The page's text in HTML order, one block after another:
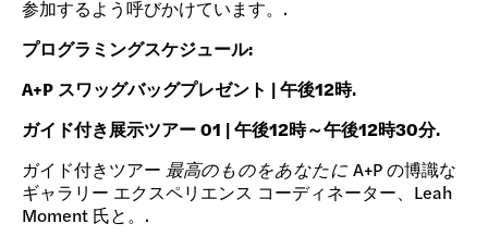
参加するよう呼びかけています。.
プログラミングスケジュール:
A+P スワッグバッグプレゼント | 午後12時.
ガイド付き展示ツアー 01 | 午後12時～午後12時30分.
ガイド付きツアー 最高のものをあなたに A+P の博識な
ギャラリー エクスペリエンス コーディネーター、Leah
Moment 氏と。.